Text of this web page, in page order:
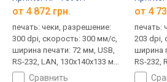
от 4 872 грн.
печать: чеки, разрешение:
300 dpi, скорость: 300 мм/с,
ширина печати: 72 мм, USB,
RS-232, LAN, 130x140x133 мм,
1.1 кг сравнить
от 4
печать:
203 dpi,
ширина
RS-232,